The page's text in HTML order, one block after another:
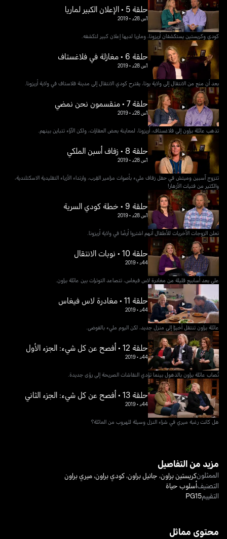
حلقة 5 • الإعلان الكبير لماريا
1س 28د •
2019
كودي وكريستين يستكشفان أريزونا، وماريا لديها إعلان كبير لتكشفه.
حلقة 6 • مغازلة في فلاغستاف
1س 28د •
2019
بعد أن منع من الانتقال إلى ولاية يوتا، يقترح كودي الانتقال إلى مدينة فلاستاف في ولاية أريزونا.
حلقة 7 • منقسمون نحن نمضي
1س 28د •
2019
تذهب عائلة براون إلى فلاغستاف، أريزونا، لمعاينة بعض العقارات، ولكن الآراء تتباين بينهم.
حلقة 8 • زفاف أسبن الملكي
1س 28د •
2019
تتزوج آسبين وميتش في حفل زفاف مليء بأصوات مزامير القِرب، وارتداء الأزياء التقليدية الاسكتلندية،
والكثير من فتيات الأزهار!
حلقة 9 • خطة كودي السرية
1س 28د •
2019
تعلن الزوجات الأخريات للأطفال أنهم اشتروا أرضًا في ولاية أريزونا.
حلقة 10 • نوبات الانتقال
44د •
2019
على بعد أسابيع قليلة من مغادرة لاس فيغاس، تتصاعد التوترات بين عائلة براون.
حلقة 11 • مغادرة لاس فيغاس
44د •
2019
عائلة براون تنتقل أخيرًا إلى منزل جديد، لكن اليوم مليء بالفوضى.
حلقة 12 • أفصح عن كل شيء: الجزء الأول
44د •
2019
تُصاب عائلة براون بالذهول بينما تؤدي النقاشات الصريحة إلى رؤى جديدة.
حلقة 13 • أفصح عن كل شيء: الجزء الثاني
44د •
2019
هل كانت رغبة ميري في شراء النزل وسيلة للهروب من العائلة؟
مزيد من التفاصيل
الممثلونكريستين براون، جانيل براون،كودي براون،ميري براون
التصنيفأسلوب حياة
التقييمPG15
محتوى مماثل